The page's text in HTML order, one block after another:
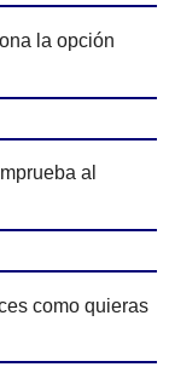
la opción
al
como quieras